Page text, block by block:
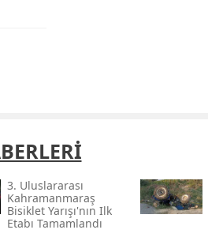
3. Uluslararası
Kahramanmaraş
Bisiklet Yarışı'nın Ilk
Etabı Tamamlandı